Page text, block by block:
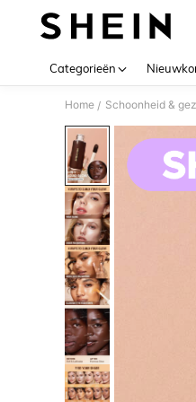
Categorieën
Home / Schoonheid &